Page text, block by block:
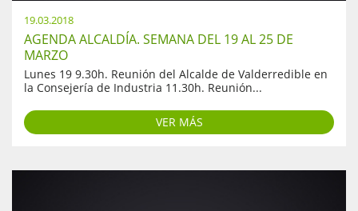
19.03.2018
AGENDA ALCALDÍA. SEMANA DEL 19 AL 25 DE
MARZO
Lunes 19 9.30h. Reunión del Alcalde de Valderredible en
la Consejería de Industria 11.30h. Reunión...
VER MÁS